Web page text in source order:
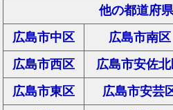
他の都道府
広島市中区
広島市南区
広島市西区
広島市安佐
広島市東区
広島市安芸